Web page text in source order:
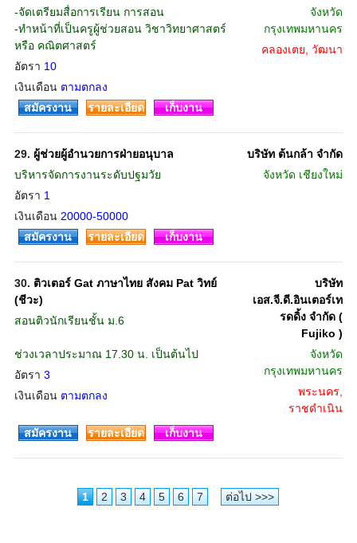
-จัดเตรียมสื่อการเรียน การสอน
-ทำหน้าที่เป็นครูผู้ช่วยสอน วิชาวิทยาศาสตร์
หรือ คณิตศาสตร์
อัตรา 10
เงินเดือน ตามตกลง
จังหวัด
กรุงเทพมหานคร
คลองเตย, วัฒนา
สมัครงาน รายละเอียด เก็บงาน
29. ผู้ช่วยผู้อำนวยการฝ่ายอนุบาล
บริหารจัดการงานระดับปฐมวัย
อัตรา 1
เงินเดือน 20000-50000
บริษัท ต้นกล้า จำกัด
จังหวัด เชียงใหม่
สมัครงาน รายละเอียด เก็บงาน
30. ติวเตอร์ Gat ภาษาไทย สังคม Pat วิทย์
(ชีวะ)
สอนติวนักเรียนชั้น ม.6
ช่วงเวลาประมาณ 17.30 น. เป็นต้นไป
อัตรา 3
เงินเดือน ตามตกลง
บริษัท
เอส.จี.ดี.อินเตอร์เท
รดดิ้ง จำกัด (
Fujiko )
จังหวัด
กรุงเทพมหานคร
พระนคร,
ราชดำเนิน
สมัครงาน
รายละเอียด เก็บงาน
1 2 3 4 5 6 7 ต่อไป >>>